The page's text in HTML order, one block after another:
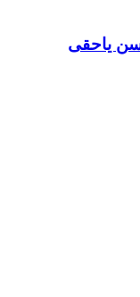
یاحقی